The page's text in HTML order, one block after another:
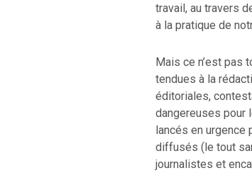
travail, au travers
à la pratique de
Mais ce n’est pas
tendues à la
éditoriales,
dangereuses pour
lancés en urgence
diffusés (le tout
journalistes et